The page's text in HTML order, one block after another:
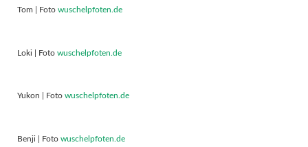
Tom | Foto wuschelpfoten.de
Loki | Foto wuschelpfoten.de
Yukon | Foto wuschelpfoten.de
Benji | Foto wuschelpfoten.de